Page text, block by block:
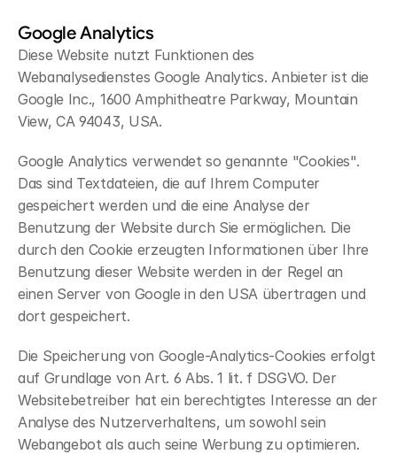
Google Analytics
Diese Website nutzt Funktionen des
Webanalysedienstes Google Analytics. Anbieter ist die
Google Inc., 1600 Amphitheatre Parkway, Mountain
View, CA 94043, USA.
Google Analytics verwendet so genannte "Cookies".
Das sind Textdateien, die auf Ihrem Computer
gespeichert werden und die eine Analyse der
Benutzung der Website durch Sie ermöglichen. Die
durch den Cookie erzeugten Informationen über Ihre
Benutzung dieser Website werden in der Regel an
einen Server von Google in den USA übertragen und
dort gespeichert.
Die Speicherung von Google-Analytics-Cookies erfolgt
auf Grundlage von Art. 6 Abs. 1 lit. f DSGVO. Der
Websitebetreiber hat ein berechtigtes Interesse an der
Analyse des Nutzerverhaltens, um sowohl sein
Webangebot als auch seine Werbung zu optimieren.